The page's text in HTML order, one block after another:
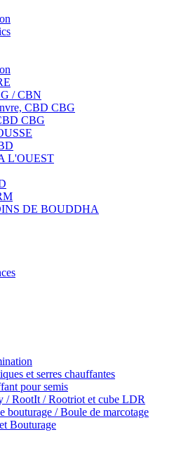
/ CBN
CBD CBG
CBG
L'OUEST
DE BOUDDHA
et serres chauffantes
pour semis
/ RootIt / Rootriot et cube LDR
bouturage / Boule de marcotage
Bouturage